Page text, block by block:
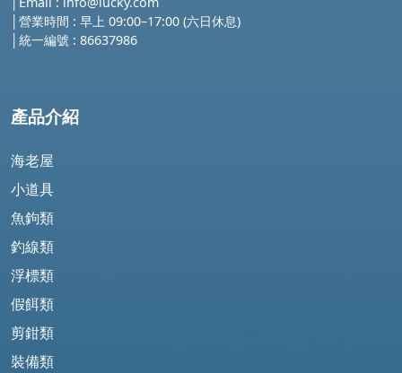
│營業時間 : 早上 09:00–17:00 (六日休息)
統一編號 : 86637986
產品介紹
海老屋
小道具
魚鉤類
釣線類
浮標類
假餌類
剪鉗類
裝備類